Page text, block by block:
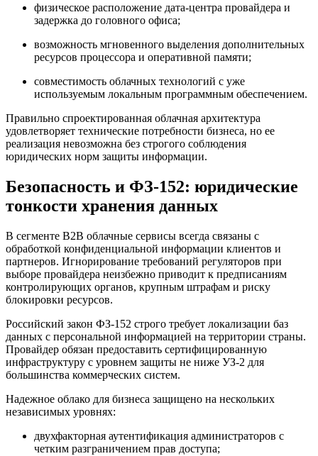
физическое расположение дата-центра провайдера и
задержка до головного офиса;
возможность мгновенного выделения дополнительных
ресурсов процессора и оперативной памяти;
совместимость облачных технологий с уже
используемым локальным программным обеспечением.
Правильно спроектированная облачная архитектура
удовлетворяет технические потребности бизнеса, но ее
реализация невозможна без строгого соблюдения
юридических норм защиты информации.
Безопасность и ФЗ-152: юридические
тонкости хранения данных
В сегменте B2B облачные сервисы всегда связаны с
обработкой конфиденциальной информации клиентов и
партнеров. Игнорирование требований регуляторов при
выборе провайдера неизбежно приводит к предписаниям
контролирующих органов, крупным штрафам и риску
блокировки ресурсов.
Российский закон ФЗ-152 строго требует локализации баз
данных с персональной информацией на территории страны.
Провайдер обязан предоставить сертифицированную
инфраструктуру с уровнем защиты не ниже УЗ-2 для
большинства коммерческих систем.
Надежное облако для бизнеса защищено на нескольких
независимых уровнях:
двухфакторная аутентификация администраторов с
четким разграничением прав доступа;